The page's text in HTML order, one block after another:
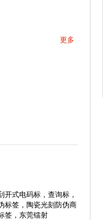
更多
式电码标，查询标，
标签，陶瓷光刻防伪商
签，东莞镭射